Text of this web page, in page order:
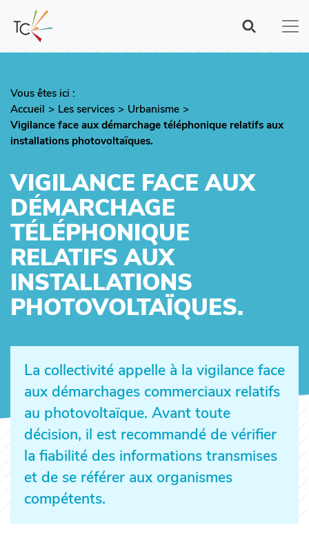
contenu
principal
Vous êtes ici :
Fil
d'Ariane
Accueil Les services
Urbanisme
Vigilance face aux démarchage téléphonique relatifs aux
installations photovoltaïques.
VIGILANCE FACE AUX
DÉMARCHAGE
TÉLÉPHONIQUE
RELATIFS AUX
INSTALLATIONS
PHOTOVOLTAÏQUES.
La collectivité appelle à la vigilance face
aux démarchages commerciaux relatifs
au photovoltaïque. Avant toute
décision, il est recommandé de vérifier
la fiabilité des informations transmises
et de se référer aux organismes
compétents.